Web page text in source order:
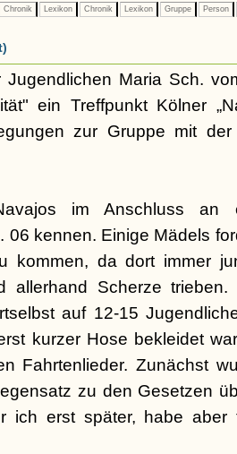
Chronik Lexikon Chronik Lexikon Gruppe Person
Jugendlichen Maria Sch.
ein Treffpunkt Kölner
zur Gruppe mit
im Anschluss an
06 kennen. Einige Mädels
kommen, da dort immer
allerhand Scherze
auf 12-15
kurzer Hose bekleidet
Fahrtenlieder. Zunächst
zu den Gesetzen
ich erst später, habe